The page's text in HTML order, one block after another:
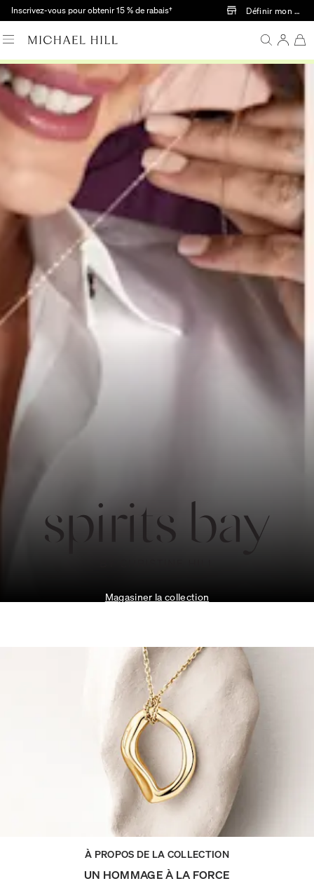
Passer au contenu principal
Inscrivez-vous pour obtenir 15 % de rabais† Définir mon
Magasiner la collection
À PROPOS DE LA COLLECTION
UN HOMMAGE À LA FORCE